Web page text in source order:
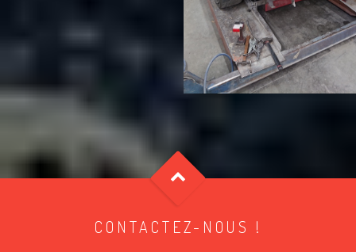
CONTACTEZ-NOUS !